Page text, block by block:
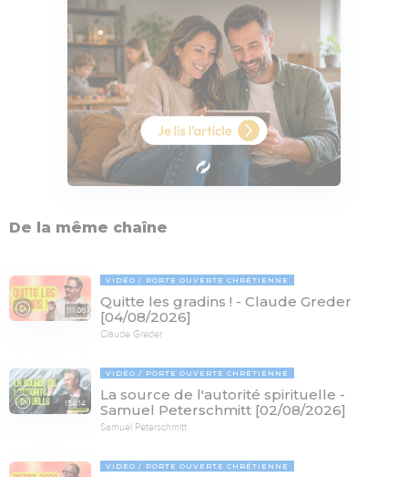
De la même chaîne
111:06
VIDÉO PORTE OUVERTE CHRÉTIENNE
Quitte les gradins ! - Claude Greder
[04/08/2026]
Claude Greder
154:14
VIDÉO PORTE OUVERTE CHRÉTIENNE
La source de l'autorité spirituelle -
Samuel Peterschmitt [02/08/2026]
Samuel Peterschmitt
VIDÉO PORTE OUVERTE CHRÉTIENNE